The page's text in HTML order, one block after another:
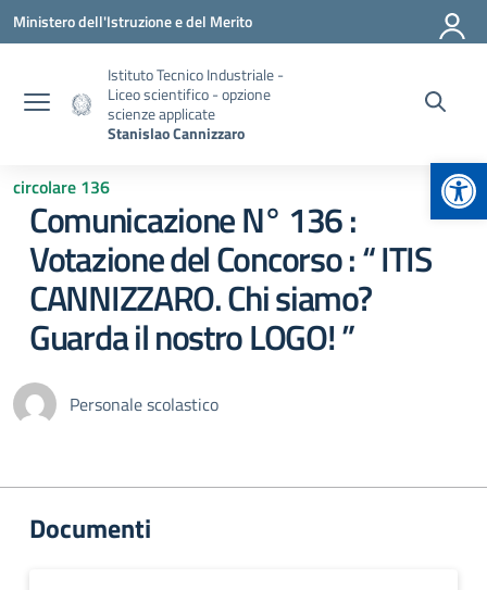
Vai ai contenuti
Vai al menu di navigazione
Vai al footer
Ministero dell'Istruzione e del Merito
Istituto Tecnico Industriale -
Liceo scientifico - opzione
scienze applicate
Stanislao Cannizzaro
circolare 136
Comunicazione N° 136 :
Votazione del Concorso : “ ITIS
CANNIZZARO. Chi siamo?
Guarda il nostro LOGO! ”
Personale scolastico
Documenti